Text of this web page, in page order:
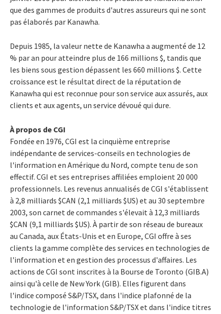
que des gammes de produits d'autres assureurs qui ne sont
pas élaborés par Kanawha.
Depuis 1985, la valeur nette de Kanawha a augmenté de 12
% par an pour atteindre plus de 166 millions $, tandis que
les biens sous gestion dépassent les 660 millions $. Cette
croissance est le résultat direct de la réputation de
Kanawha qui est reconnue pour son service aux assurés, aux
clients et aux agents, un service dévoué qui dure.
À propos de CGI
Fondée en 1976, CGI est la cinquième entreprise
indépendante de services-conseils en technologies de
l'information en Amérique du Nord, compte tenu de son
effectif. CGI et ses entreprises affiliées emploient 20 000
professionnels. Les revenus annualisés de CGI s'établissent
à 2,8 milliards $CAN (2,1 milliards $US) et au 30 septembre
2003, son carnet de commandes s'élevait à 12,3 milliards
$CAN (9,1 milliards $US). À partir de son réseau de bureaux
au Canada, aux États-Unis et en Europe, CGI offre à ses
clients la gamme complète des services en technologies de
l'information et en gestion des processus d'affaires. Les
actions de CGI sont inscrites à la Bourse de Toronto (GIB.A)
ainsi qu'à celle de New York (GIB). Elles figurent dans
l'indice composé S&P/TSX, dans l'indice plafonné de la
technologie de l'information S&P/TSX et dans l'indice titres